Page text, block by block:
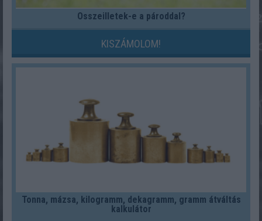
Összeilletek-e a pároddal?
KISZÁMOLOM!
Tonna, mázsa, kilogramm, dekagramm, gramm átváltás
kalkulátor